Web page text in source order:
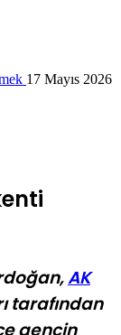
17 Mayıs 2026
AK
tarafından
gencin